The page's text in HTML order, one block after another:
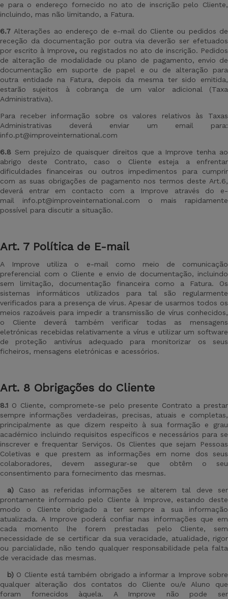
e para o endereço fornecido no ato de inscrição pelo Cliente,
incluindo, mas não limitando, a Fatura.
6.7 Alterações ao endereço de e-mail do Cliente ou pedidos de
receção da documentação por outra via deverão ser efetuados
por escrito à Improve, ou registados no ato de inscrição. Pedidos
de alteração de modalidade ou plano de pagamento, envio de
documentação em suporte de papel e ou de alteração para
outra entidade na Fatura, depois da mesma ter sido emitida,
estarão sujeitos à cobrança de um valor adicional (Taxa
Administrativa).
Para receber informação sobre os valores relativos às Taxas
Administrativas deverá enviar um email para:
info.pt@improveinternational.com
6.8 Sem prejuízo de quaisquer direitos que a Improve tenha ao
abrigo deste Contrato, caso o Cliente esteja a enfrentar
dificuldades financeiras ou outros impedimentos para cumprir
com as suas obrigações de pagamento nos termos deste Art.6,
deverá entrar em contacto com a Improve através do e-
mail info.pt@improveinternational.com o mais rapidamente
possível para discutir a situação.
Art. 7 Política de E-mail
A
Improve utiliza o e-mail como meio de comunicação
preferencial com o Cliente e envio de documentação, incluindo
sem limitação, documentação financeira como a Fatura. Os
sistemas informáticos utilizados para tal são regularmente
verificados para a presença de vírus. Apesar de usarmos todos os
meios razoáveis para impedir a transmissão de vírus conhecidos,
o Cliente deverá também verificar todas as mensagens
eletrónicas recebidas relativamente a vírus e utilizar um software
de proteção antivírus adequado para monitorizar os seus
ficheiros, mensagens eletrónicas e acessórios.
Art. 8 Obrigações do Cliente
8.1 O Cliente, compromete-se pelo presente Contrato a prestar
sempre informações verdadeiras, precisas, atuais e completas,
principalmente as que dizem respeito à sua formação e grau
académico incluindo requisitos específicos e necessários para se
inscrever e frequentar Serviços. Os Clientes que sejam Pessoas
Coletivas e que prestem as informações em nome dos seus
colaboradores, devem assegurar-se que obtêm o seu
consentimento para fornecimento das mesmas.
a) Caso as referidas informações se alterem tal deve ser
prontamente informado pelo Cliente à Improve, estando deste
modo o Cliente obrigado a ter sempre a sua informação
atualizada. A Improve poderá confiar nas informações que em
cada momento lhe forem prestadas pelo Cliente, sem
necessidade de se certificar da sua veracidade, atualidade, rigor
ou parcialidade, não tendo qualquer responsabilidade pela falta
de veracidade das mesmas.
b) O Cliente está também obrigado a informar a Improve sobre
qualquer alteração dos contatos do Cliente ou/e Aluno que
foram fornecidos àquela. A Improve não pode ser